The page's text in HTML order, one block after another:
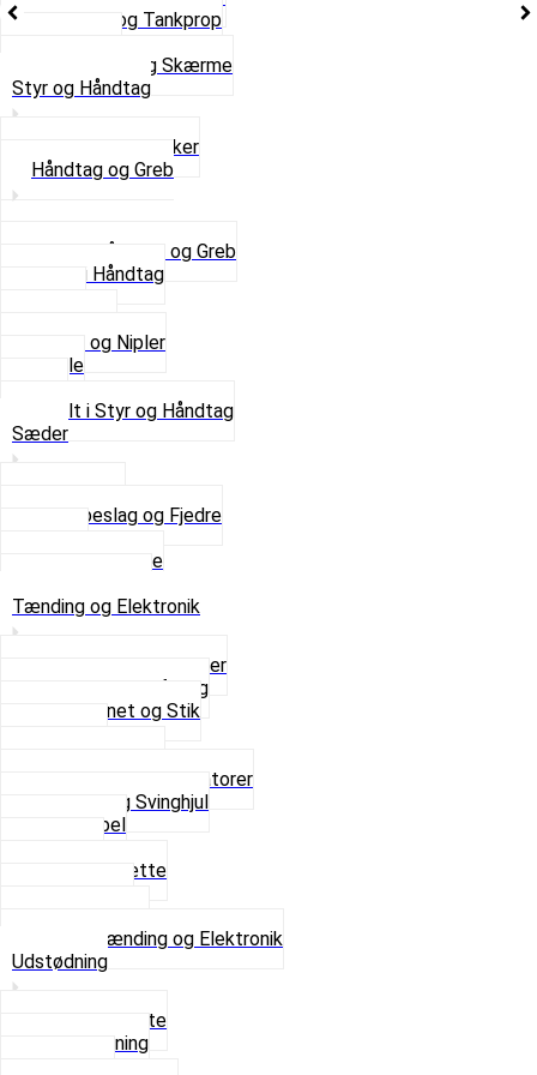
Tankhane og Tankprop
Se alt i Stel og Skærme
Styr og Håndtag
Horn og Ringklokker
Håndtag og Greb
Se alle Håndtag og Greb
Gummi Håndtag
Skruer og Nipler
Spejle
Se alt i Styr og Håndtag
Sæder
Sædebeslag og Fjedre
Skruer og Bolte
Tænding og Elektronik
Elektroniske tændinger
Gummi gennemføring
Ledningsnet og Stik
Platiner og Kondensatorer
Tænding og Svinghjul
Tændkabel
Tændrørshætte
Se alt i Tænding og Elektronik
Udstødning
Beslag og Bolte
Lyddæmpning